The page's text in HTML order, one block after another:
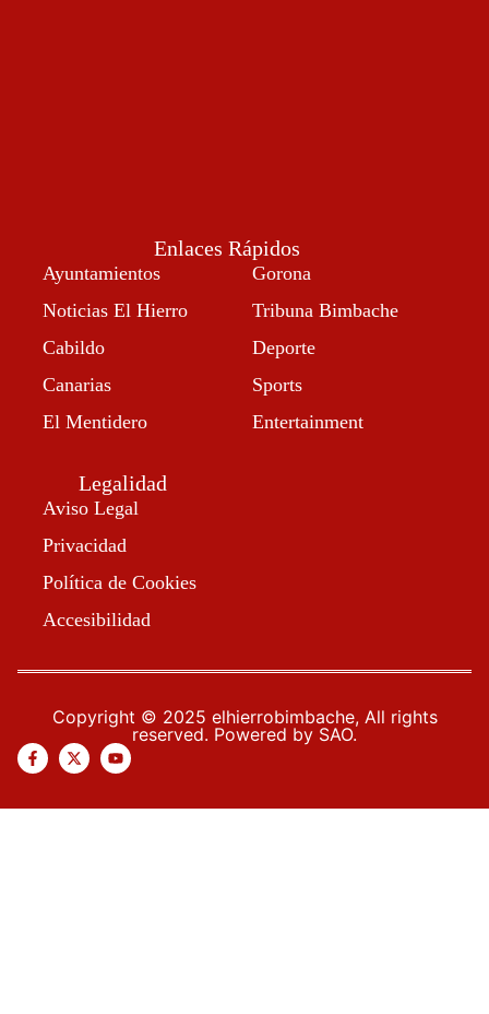
Enlaces Rápidos
Ayuntamientos
Noticias El Hierro
Cabildo
Canarias
El Mentidero
Gorona
Tribuna Bimbache
Deporte
Sports
Entertainment
Legalidad
Aviso Legal
Privacidad
Política de Cookies
Accesibilidad
Copyright © 2025 elhierrobimbache, All rights
reserved. Powered by SAO.